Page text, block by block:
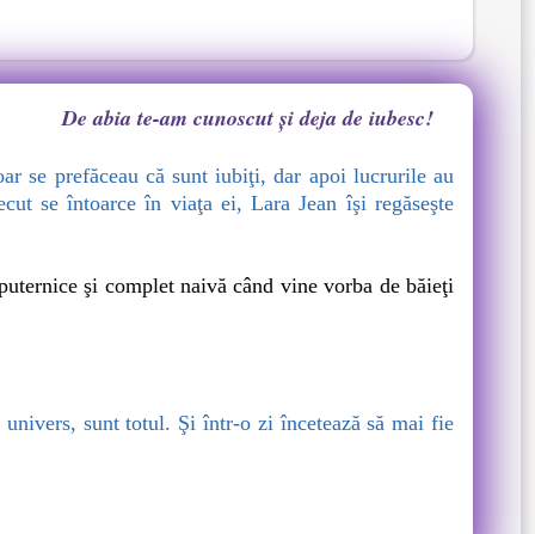
De abia te-am cunoscut și deja de iubesc!
se prefăceau că sunt iubiţi, dar apoi lucrurile au
se întoarce în viaţa ei, Lara Jean îşi regăseşte
şi complet naivă când vine vorba de băieţi
sunt totul. Şi într-o zi încetează să mai fie